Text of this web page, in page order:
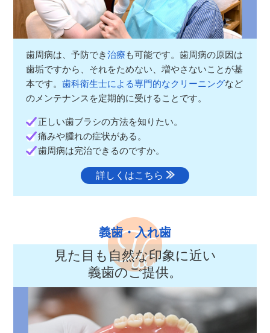
歯周病は、予防でき治療 も可能です。歯周病の原因は
歯垢ですから、それをためない、増やさないことが基
本です。 歯科衛生士による専門的なクリーニングなど
のメンテナンスを定期的に受けることです。
正しい歯ブラシの方法を知りたい。
痛みや腫れの症状がある。
歯周病は完治できるのですか。
詳しくはこちら
義歯・入れ歯
見た目も自然な印象に近い
義歯のご提供。